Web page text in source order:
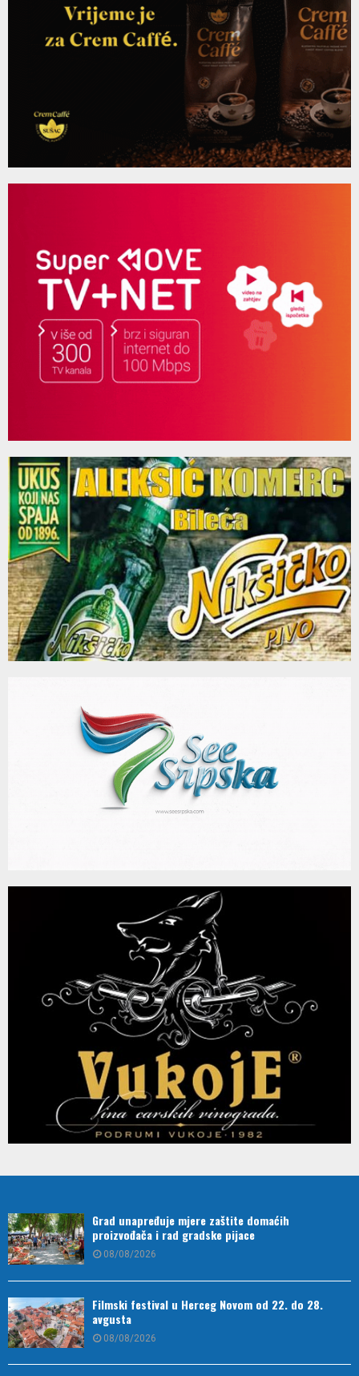
Grad unapređuje mjere zaštite domaćih
proizvođača i rad gradske pijace
08/08/2026
Filmski festival u Herceg Novom od 22. do 28.
avgusta
08/08/2026